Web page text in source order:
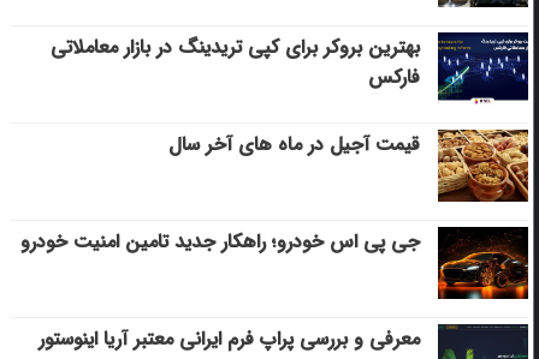
بهترین بروکر برای کپی‌ تریدینگ در بازار معاملاتی
فارکس
قیمت آجیل در ماه های آخر سال
جی پی اس خودرو؛ راهکار جدید تامین امنیت خودرو
معرفی و بررسی پراپ فرم ایرانی معتبر آریا اینوستور